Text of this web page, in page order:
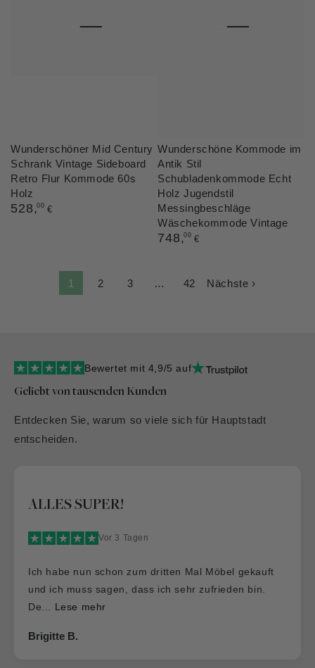
Wunderschöner Mid Century
Schrank Vintage Sideboard
Retro Flur Kommode 60s
Holz
Regulärer
528,00 €
Wunderschöne Kommode im
Antik Stil
Schubladenkommode Echt
Holz Jugendstil
Messingbeschläge
Wäschekommode Vintage
Regulärer
748,00 €
1 2 3 … 42 Nächste ›
Bewertet mit 4,9/5 auf
Geliebt von tausenden Kunden
Entdecken Sie, warum so viele sich für Hauptstadt
entscheiden.
Dass es so was wie die „Hauptstadt
Dass es so was wie die „Hauptstadt Möblerei“ noch
gibt…. Gute Qualität, gute Preise und ein